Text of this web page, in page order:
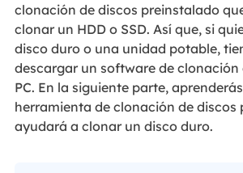
clonación de discos preinstalado
clonar un HDD o SSD. Así que, si
disco duro o una unidad potable,
descargar un software de clonación
PC. En la siguiente parte,
herramienta de clonación de discos
ayudará a clonar un disco duro.